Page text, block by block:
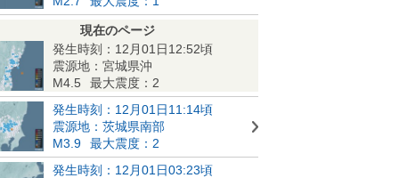
現在のページ
発生時刻：12月01日12:52頃
震源地：宮城県沖
M4.5
最大震度：2
発生時刻：12月01日11:14頃
震源地：茨城県南部
M3.9
最大震度：2
発生時刻：12月01日03:23頃